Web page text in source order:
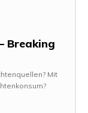
Breaking
Mit